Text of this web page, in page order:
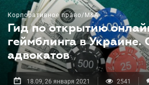
Корпоративное право/M&A
Гид по открытию
геймблинга в Украине.
адвокатов
18.09, 26 января 2021 2541